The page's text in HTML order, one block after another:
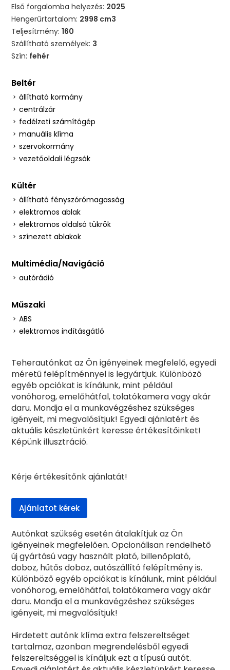
Első forgalomba helyezés: 2025
Hengerűrtartalom: 2998 cm3
Teljesítmény:160
Szállítható személyek: 3
Szín: fehér
Beltér
állítható kormány
centrálzár
fedélzeti számítógép
manuális klíma
szervokormány
vezetőoldali légzsák
Kültér
állítható fényszórómagasság
elektromos ablak
elektromos oldalsó tükrök
színezett ablakok
Multimédia/Navigáció
autórádió
Műszaki
ABS
elektromos indításgátló
Teherautónkat az Ön igényeinek megfelelő, egyedi
méretű felépítménnyel is legyártjuk. Különböző
egyéb opciókat is kínálunk, mint például
vonóhorog, emelőhátfal, tolatókamera vagy akár
daru. Mondja el a munkavégzéshez szükséges
igényeit, mi megvalósítjuk! Egyedi ajánlatért és
aktuális készletünkért keresse értékesítőinket!
Képünk illusztráció.
Kérje értékesítőnk ajánlatát!
Ajánlatot kérek
Autónkat szükség esetén átalakítjuk az Ön
igényeinek megfelelően. Opcionálisan rendelhető
új gyártású vagy használt plató, billenőplató,
doboz, hűtős doboz, autószállító felépítmény is.
Különböző egyéb opciókat is kínálunk, mint például
vonóhorog, emelőhátfal, tolatókamera vagy akár
daru. Mondja el a munkavégzéshez szükséges
igényeit, mi megvalósítjuk!
Hirdetett autónk klíma extra felszereltséget
tartalmaz, azonban megrendelésből egyedi
felszereltséggel is kínáljuk ezt a típusú autót.